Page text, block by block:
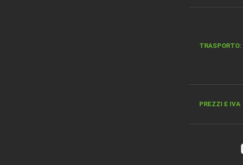
TRASPORTO:
PREZZI E IVA
DESCRIZIONE